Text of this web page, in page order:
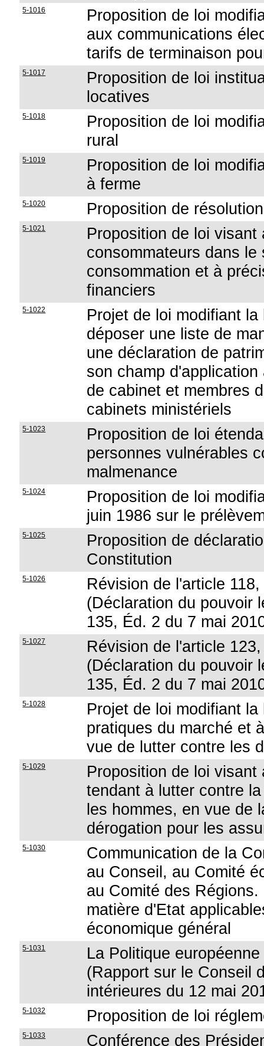
5-1016
Proposition de loi
aux communications
tarifs de terminaison
5-1017
Proposition de loi
locatives
5-1018
Proposition de loi
rural
5-1019
Proposition de loi
à ferme
5-1020 Proposition de
5-1021
Proposition de loi
consommateurs dans
consommation et à
financiers
5-1022
Projet de loi modifiant
déposer une liste de
une déclaration de
son champ
de cabinet et membres
cabinets ministériels
5-1023
Proposition de loi
personnes vulnérables
malmenance
5-1024
Proposition de loi
juin 1986 sur le
5-1025
Proposition de
Constitution
5-1026
Révision de l'article
(Déclaration du pouvoir
135, Éd. 2 du 7 mai
5-1027
Révision de l'article
(Déclaration du pouvoir
135, Éd. 2 du 7 mai
5-1028
Projet de loi modifiant
pratiques du marché et
vue de lutter contre les
5-1029
Proposition de loi
tendant à lutter contre
les hommes, en vue de
dérogation pour les
5-1030
Communication de la
au Conseil, au Comité
au Comité des
matière d'Etat
économique général
5-1031
La Politique
(Rapport sur le Conseil
intérieures du 12 mai
5-1032 Proposition de loi
5-1033 Conférence des